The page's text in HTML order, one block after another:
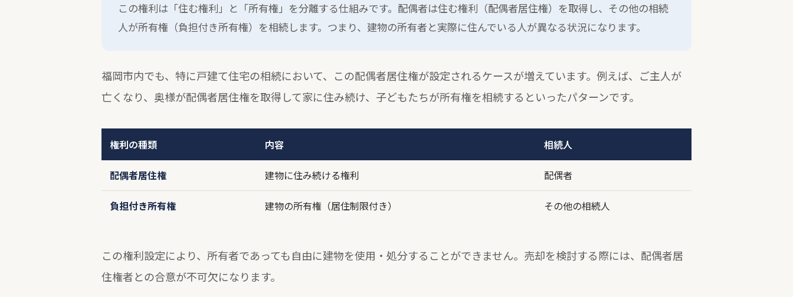
この権利は「住む権利」と「所有権」を分離する仕組みです。配偶者は住む権利（配偶者居住権）を取得し、その他の相続
人が所有権（負担付き所有権）を相続します。つまり、建物の所有者と実際に住んでいる人が異なる状況になります。
福岡市内でも、特に戸建て住宅の相続において、この配偶者居住権が設定されるケースが増えています。例えば、ご主人が
亡くなり、奥様が配偶者居住権を取得して家に住み続け、子どもたちが所有権を相続するといったパターンです。
権利の種類 内容 相続人
配偶者居住権 建物に住み続ける権利 配偶者
負担付き所有権 建物の所有権（居住制限付き） その他の相続人
この権利設定により、所有者であっても自由に建物を使用・処分することができません。売却を検討する際には、配偶者居
住権者との合意が不可欠になります。